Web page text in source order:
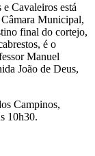
Cavaleiros está
Câmara Municipal,
final do cortejo,
é o
Manuel
João de Deus,
Campinos,
10h30.